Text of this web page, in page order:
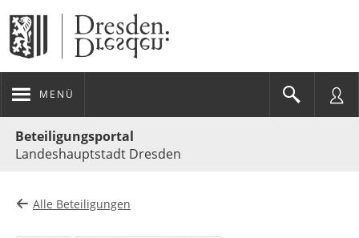
MENÜ
Beteiligungsportal
Landeshauptstadt Dresden
Alle Beteiligungen